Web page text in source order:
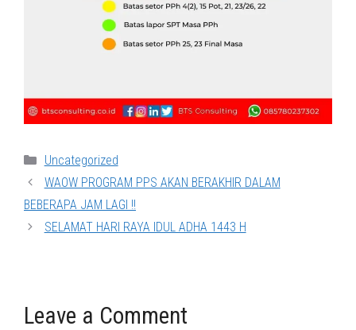
Categories
Uncategorized
WAOW PROGRAM PPS AKAN BERAKHIR DALAM
BEBERAPA JAM LAGI !!
SELAMAT HARI RAYA IDUL ADHA 1443 H
Leave a Comment